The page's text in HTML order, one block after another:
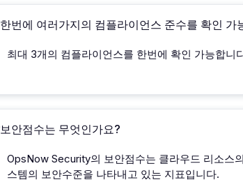
한번에 여러가지의 컴플라이언스 준수를 확인 가
최대 3개의 컴플라이언스를 한번에 확인 가능합니
보안점수는 무엇인가요?
OpsNow Security의 보안점수는 클라우드 리소스
스템의 보안수준을 나타내고 있는 지표입니다.